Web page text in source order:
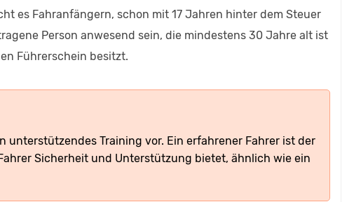
es Fahranfängern, schon mit 17 Jahren hinter dem Steuer
Person anwesend sein, die mindestens 30 Jahre alt ist
Führerschein besitzt.
unterstützendes Training vor. Ein erfahrener Fahrer ist der
Sicherheit und Unterstützung bietet, ähnlich wie ein